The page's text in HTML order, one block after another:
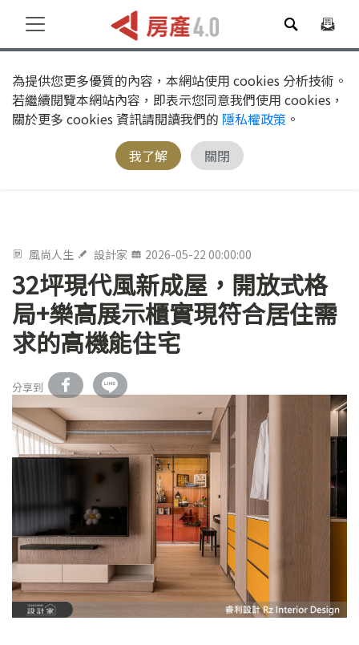
為提供您更多優質的內容，本網站使用 cookies 分析技術。
若繼續閱覽本網站內容，即表示您同意我們使用 cookies，
關於更多 cookies 資訊請閱讀我們的 隱私權政策 。
我了解
關閉
風尚人生 設計家 2026-05-22 00:00:00
32坪現代風新成屋，開放式格
局+樂高展示櫃實現符合居住需
求的高機能住宅
分享到